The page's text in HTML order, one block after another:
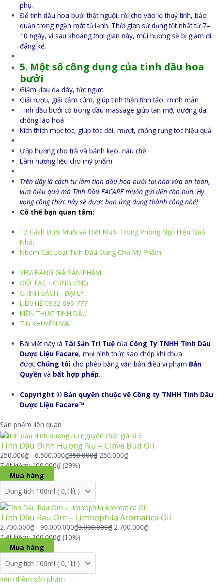
phụ.
Để tinh dầu hoa bưởi thật nguội, rồi cho vào lọ thuỷ tinh, bảo
quản trong ngăn mát tủ lạnh. Thời gian sử dụng tốt nhất từ 7–
10 ngày, vì sau khoảng thời gian này, mùi hương sẽ bị giảm đi
đáng kể.
5. Một số công dụng của tinh dầu hoa
bưởi
Giảm đau dạ dày, tức ngực
Giải rượu, giải cảm cúm, giúp tinh thần tỉnh táo, minh mẫn
Tinh dầu bưởi có trong dầu massage giúp tan mỡ, dưỡng da,
chống lão hoá
Kích thích mọc tóc, giúp tóc dài, mượt, chống rụng tóc hiệu quả
Ướp hương cho trà và bánh kẹo, nấu chè
Làm hương liệu cho mỹ phẩm
Trên đây là cách tự làm tinh dầu hoa bưởi tại nhà vừa an toàn,
vừa hiệu quả mà Tinh Dầu FACARE muốn gửi đến cho bạn. Hy
vọng công thức này sẽ được bạn ứng dụng thành công nhé!
Có thể bạn quan tâm:
12 Cách Đuổi Muỗi và Diệt Muỗi Trong Phòng Ngủ Hiệu Quả
Nhất
Nhóm Các Loại Tinh Dầu Dùng Cho Mỹ Phẩm
XEM BẢNG GIÁ SẢN PHẨM
ĐỐI TÁC - CUNG ỨNG
CHÍNH SÁCH - ĐẠI LÝ
LIÊN HỆ 0932 696 777
KIẾN THỨC TINH DẦU
TIN KHUYẾN MÃI
Bài viết này là Tài Sản Trí Tuệ của Công Ty TNHH Tinh Dầu
Dược Liệu Facare, mọi hình thức sao chép khi chưa
được Chúng tôi cho phép bằng văn bản điều vi phạm Bản
Quyền và bất hợp pháp.
Copyright © Bản quyền thuộc về Công ty TNHH Tinh Dầu
Dược Liệu Facare™
Sản phẩm liên quan
Tinh Dầu Đinh Hương Nụ – Clove Bud Oil
250.000₫- 6.500.000₫350.000₫ 250.000₫
Tiết kiệm: 100.000₫ (29%)
Mua hàng
Sản
phẩm
này
có
nhiều
thể.
Các
Tinh Dầu Rau Om – Limnophila Aromatica Oil
2.700.000₫- 90.000.000₫3.000.000₫ 2.700.000₫
Tiết kiệm: 300.000₫ (10%)
Mua hàng
Sản
Xem thêm sản phẩm